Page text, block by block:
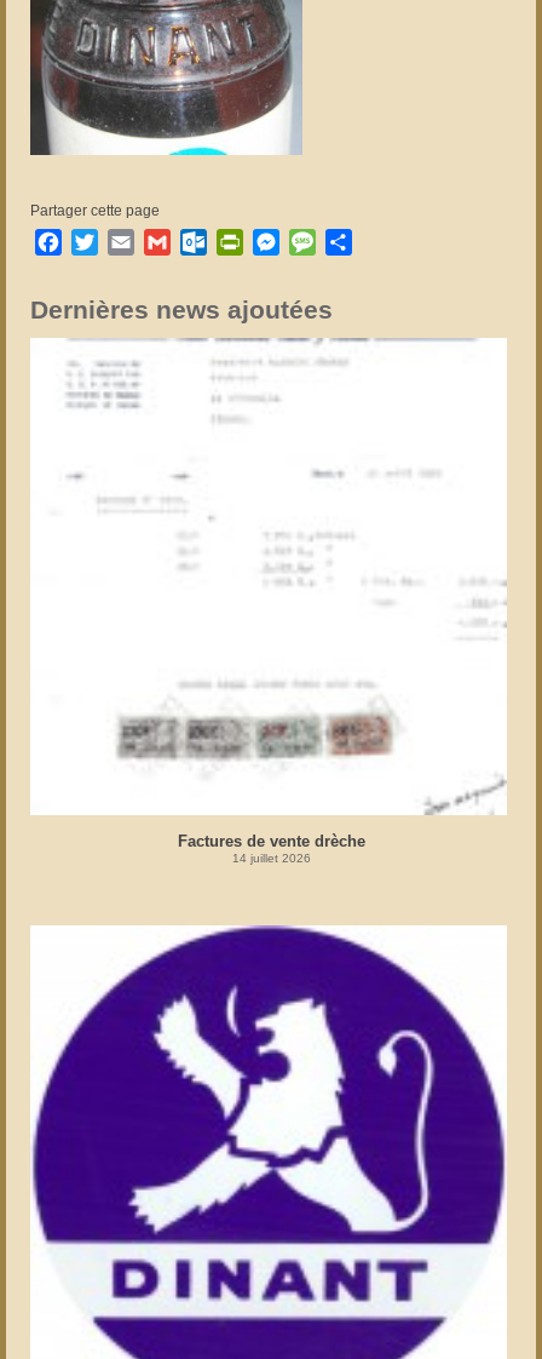
Partager cette page
Facebook
TwitterEmail GmailOutlook.com
PrintFriendly
Messenger
Message
Dernières news ajoutées
Factures de vente drèche
14 juillet 2026